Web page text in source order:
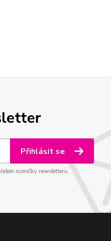
Přihlásit se
rozesílky newsletteru.